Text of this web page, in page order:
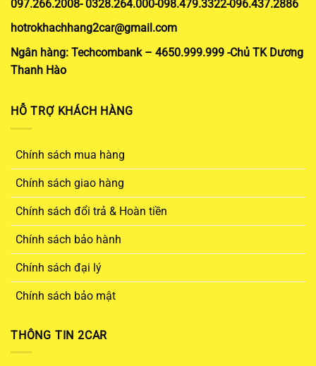
097.266.2008- 0328.264.000-098.479.3322-096.437.2886
hotrokhachhang2car@gmail.com
Ngân hàng: Techcombank – 4650.999.999 -Chủ TK Dương
Thanh Hào
HỖ TRỢ KHÁCH HÀNG
Chính sách mua hàng
Chính sách giao hàng
Chính sách đổi trả & Hoàn tiền
Chính sách bảo hành
Chính sách đại lý
Chính sách bảo mật
THÔNG TIN 2CAR